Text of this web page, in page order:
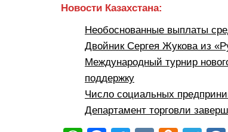
Новости Казахстана:
Необоснованные выплаты
Двойник Сергея Жукова из
Международный турнир
поддержку
Число социальных
Департамент торговли